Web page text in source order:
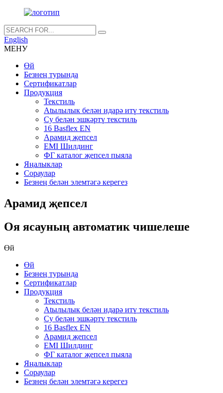
English
МЕНУ
Өй
Безнең турында
Сертификатлар
Продукция
Текстиль
Atылылык белән идарә итү текстиль
Су белән эшкәртү текстиль
16 Basflex EN
Арамид җепсел
EMI Шилдинг
ФГ каталог җепсел пыяла
Яңалыклар
Сораулар
Безнең белән элемтәгә керегез
Арамид җепсел
Оя ясауның автоматик чишелеше
Өй
Өй
Безнең турында
Сертификатлар
Продукция
Текстиль
Atылылык белән идарә итү текстиль
Су белән эшкәртү текстиль
16 Basflex EN
Арамид җепсел
EMI Шилдинг
ФГ каталог җепсел пыяла
Яңалыклар
Сораулар
Безнең белән элемтәгә керегез